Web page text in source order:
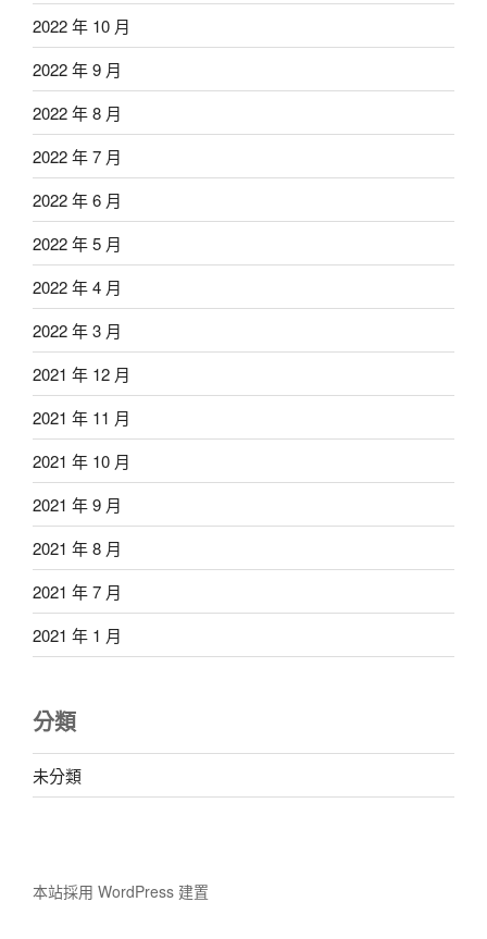
2022 年 10 月
2022 年 9 月
2022 年 8 月
2022 年 7 月
2022 年 6 月
2022 年 5 月
2022 年 4 月
2022 年 3 月
2021 年 12 月
2021 年 11 月
2021 年 10 月
2021 年 9 月
2021 年 8 月
2021 年 7 月
2021 年 1 月
分類
未分類
本站採用 WordPress 建置